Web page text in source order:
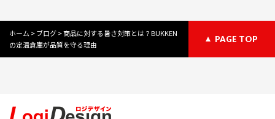
ホーム >ブログ>商品に対する暑さ対策とは？BUKKEN
の定温倉庫が品質を守る理由
PAGE TOP